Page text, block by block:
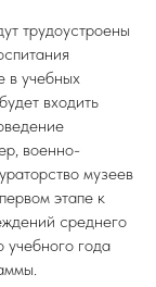
трудоустроены
в учебных
входить
военно-
музеев
этапе к
среднего
учебного года